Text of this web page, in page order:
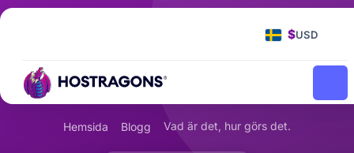
$USD
Hemsida Blogg Vad är det, hur görs det.